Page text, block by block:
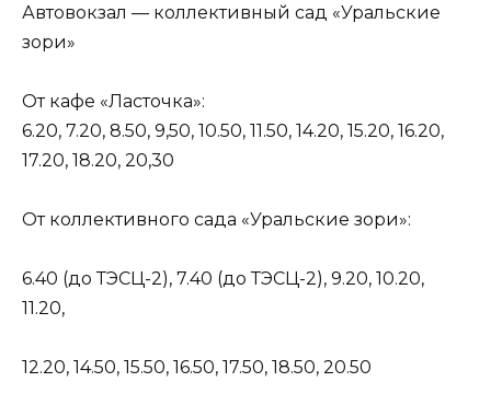
Автовокзал — коллективный сад «Уральские
зори»
От кафе «Ласточка»:
6.20, 7.20, 8.50, 9,50, 10.50, 11.50, 14.20, 15.20, 16.20,
17.20, 18.20, 20,30
От коллективного сада «Уральские зори»:
6.40 (до ТЭСЦ-2), 7.40 (до ТЭСЦ-2), 9.20, 10.20,
11.20,
12.20, 14.50, 15.50, 16.50, 17.50, 18.50, 20.50